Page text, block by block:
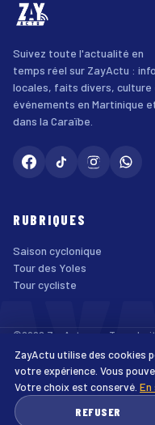
Suivez toute l'actualité en
temps réel sur ZayActu :
locales, faits divers, culture
événements en Martinique
dans la Caraïbe.
RUBRIQUES
Saison cyclonique
Tour des Yoles
Tour cycliste
©2026 ZayActu.org. Tous
Agency
Mentions légales
Confidentialité
ZayActu utilise des cookies
votre expérience. Vous
Votre choix est conservé. En
REFUSER